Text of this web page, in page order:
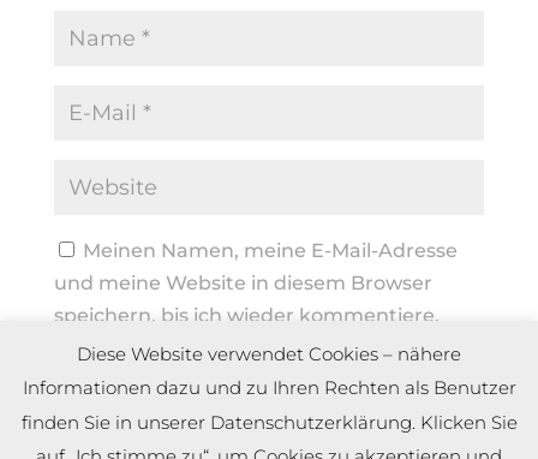
Meinen Namen, meine E-Mail-Adresse
und meine Website in diesem Browser
speichern, bis ich wieder kommentiere.
Diese Website verwendet Cookies – nähere
Informationen dazu und zu Ihren Rechten als Benutzer
finden Sie in unserer Datenschutzerklärung. Klicken Sie